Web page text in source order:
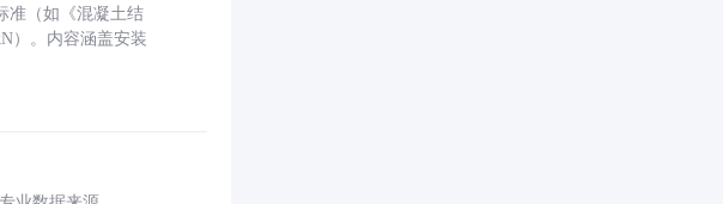
准（如《混凝土结
）。内容涵盖安装